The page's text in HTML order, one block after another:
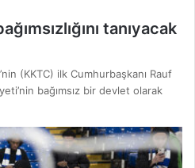
tanıyacak
(KKTC) ilk Cumhurbaşkanı Rauf
bağımsız bir devlet olarak